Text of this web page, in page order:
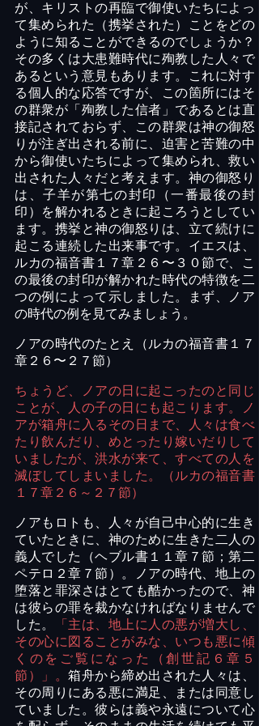
が、キリストの再臨で御使いたちによっ
て集められた（携挙された）ことをどの
ように知ることができるのでしょうか？
その多くは大患難時代に殉教した人々で
あるという意見もあります。これに対す
る個人的な応答ですが、この箇所にはそ
の群衆が「殉教した信者」であるとは直
接記されておらず、この群衆は神の御怒
りが注ぎ出される前に、迫害と苦難の中
から御使いたちによって集められ、救い
出された人々だと考えます。神の御怒り
は、子羊が第七の封印（一番最後の封
印）を解かれるときに起ころうとしてい
ます。携挙と神の御怒りは、立て続けに
起こる連続した出来事です。イエスは、
ルカの福音書１７章２６〜３０節で、こ
の最後の封印が解かれた時代の特徴を二
つの例によって示しました。まず、ノア
の時代の例を見てみましょう。
ノアの時代のたとえ（ルカの福音書１７
章２６〜２７節）
ちょうど、ノアの日に起こったのと同じ
ことが、人の子の日にも起こります。ノ
アが箱舟に入るその日まで、人々は食べ
たり飲んだり、めとったり嫁いだりして
いましたが、洪水が来て、すべての人を
滅ぼしてしまいました。（ルカの福音書
１７章２６～２７節）
ノアもロトも、人々が自己中心的に生き
ていたときに、神のために生きた二人の
義人でした（ヘブル書１１章７節；第二
ペテロ２章７節）。ノアの時代、地上の
堕落と罪深さはとても酷かったので、神
は彼らの罪を裁かなければなりませんで
した。
「主は、地上に人の悪が増大し、
その心に図ることがみな、いつも悪に傾
くのをご覧になった（創世記６章５
節）」。箱舟から締め出された人々は、
その周りにある悪に満足、または同意し
ていました。彼らは義や永遠について心